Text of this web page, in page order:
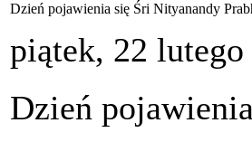
Dzień pojawienia się Śri Nityanandy
piątek, 22
Dzień